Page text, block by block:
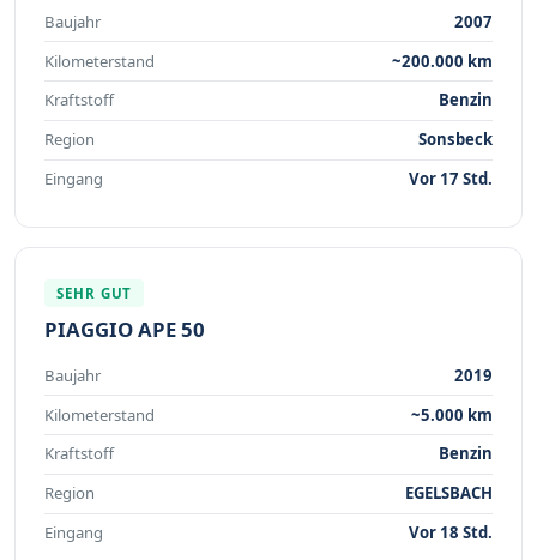
Baujahr
2007
Kilometerstand
~200.000 km
Kraftstoff
Benzin
Region
Sonsbeck
Eingang
Vor 17 Std.
SEHR GUT
PIAGGIO APE 50
Baujahr
2019
Kilometerstand
~5.000 km
Kraftstoff
Benzin
Region
EGELSBACH
Eingang
Vor 18 Std.